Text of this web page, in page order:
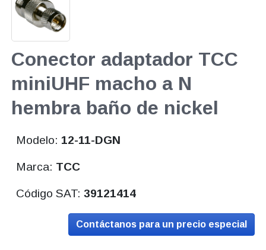
Conector adaptador TCC
miniUHF macho a N
hembra baño de nickel
Modelo: 12-11-DGN
Marca: TCC
Código SAT:39121414
Contáctanos para un precio especial